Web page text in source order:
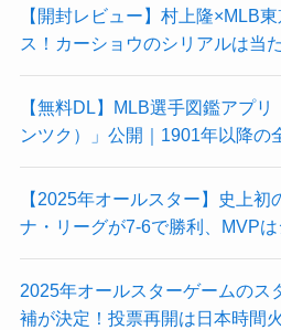
【開封レビュー】村上隆×MLB
ス！カーショウのシリアルは当
【無料DL】MLB選手図鑑アプ
ンツク）」公開｜1901年以降の
【2025年オールスター】史上
ナ・リーグが7-6で勝利、MVP
2025年オールスターゲームのス
補が決定！投票再開は日本時間